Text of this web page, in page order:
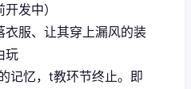
发中）
衣服、让其穿上漏风的装
玩
记忆，t教环节终止。即